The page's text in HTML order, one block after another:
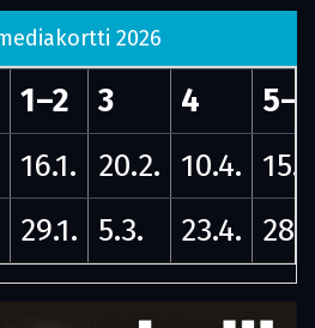
2026
1–2 3 4
5–6
16.1. 20.2. 10.4.
29.1. 5.3. 23.4.